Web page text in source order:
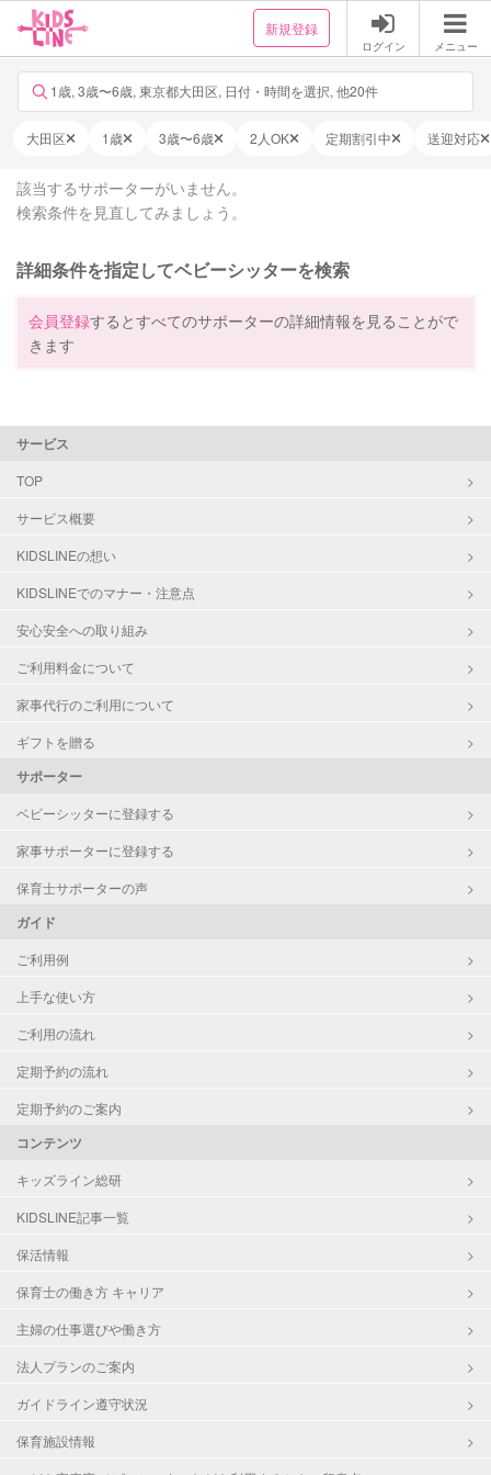
新規登録
ログイン メニュー
1歳, 3歳〜6歳, 東京都大田区, 日付・時間を選択, 他20件
大田区 1歳 3歳〜6歳 2人OK 定期割引中 送迎対応
該当するサポーターがいません。
検索条件を見直してみましょう。
詳細条件を指定してベビーシッターを検索
会員登録するとすべてのサポーターの詳細情報を見ることがで
きます
サービス
TOP
サービス概要
KIDSLINEの想い
KIDSLINEでのマナー・注意点
安心安全への取り組み
ご利用料金について
家事代行のご利用について
ギフトを贈る
サポーター
ベビーシッターに登録する
家事サポーターに登録する
保育士サポーターの声
ガイド
ご利用例
上手な使い方
ご利用の流れ
定期予約の流れ
定期予約のご案内
コンテンツ
キッズライン総研
KIDSLINE記事一覧
保活情報
保育士の働き方 キャリア
主婦の仕事選びや働き方
法人プランのご案内
ガイドライン遵守状況
保育施設情報